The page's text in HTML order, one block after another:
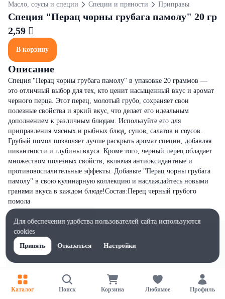
Масло, соусы и специи Специи и пряности Приправы
Специя "Перац чорны грубага памолу" 20 гр
2,59 
В корзину
Описание
Специя "Перац чорны грубага памолу" в упаковке 20 граммов —
это отличный выбор для тех, кто ценит насыщенный вкус и аромат
черного перца. Этот перец, молотый грубо, сохраняет свои
полезные свойства и яркий вкус, что делает его идеальным
дополнением к различным блюдам. Используйте его для
приправления мясных и рыбных блюд, супов, салатов и соусов.
Грубый помол позволяет лучше раскрыть аромат специи, добавляя
пикантности и глубины вкуса. Кроме того, черный перец обладает
множеством полезных свойств, включая антиоксидантные и
противовоспалительные эффекты. Добавьте "Перац чорны грубага
памолу" в свою кулинарную коллекцию и наслаждайтесь новыми
гранями вкуса в каждом блюде!Состав:Перец черный грубого
помола
Каталог Поиск Корзина Любимое Профиль
Для обеспечения удобства пользователей сайта используются
cookies
Принять
Отказаться Настройки